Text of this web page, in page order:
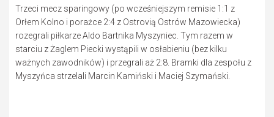
Trzeci mecz sparingowy (po wcześniejszym remisie 1:1 z
Orłem Kolno i porażce 2:4 z Ostrovią Ostrów Mazowiecka)
rozegrali piłkarze Aldo Bartnika Myszyniec. Tym razem w
starciu z Żaglem Piecki wystąpili w osłabieniu (bez kilku
ważnych zawodników) i przegrali aż 2:8. Bramki dla zespołu z
Myszyńca strzelali Marcin Kamiński i Maciej Szymański.